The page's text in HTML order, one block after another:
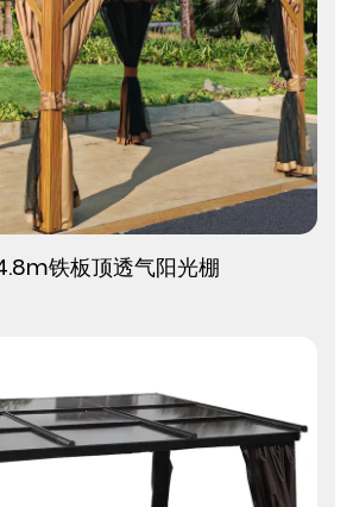
查看更多
铁板顶透气阳光棚